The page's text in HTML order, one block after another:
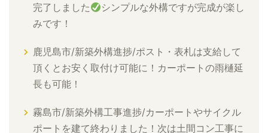
完了しました
シンプルな外構ですが完成が楽し
みです！
鹿児島市/新築外構進捗/ポスト・表札は支給して
頂くとお安く取付け可能に！カーポートの雨樋延
長も可能！
霧島市/新築外構工事進捗/カーポートやサイクル
ポートを建て終わりました！次は土間コン工事に